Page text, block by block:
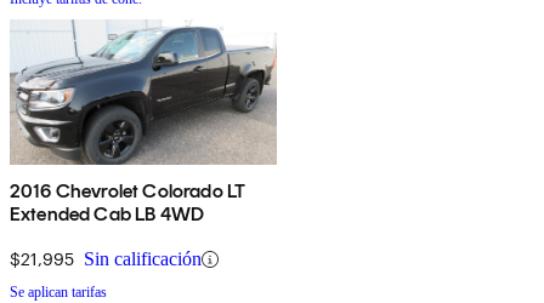
2016 Chevrolet Colorado LT
Extended Cab LB 4WD
$21,995 Sin calificación
Se aplican tarifas